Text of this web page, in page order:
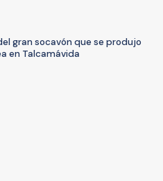
gran socavón que se produjo
en Talcamávida